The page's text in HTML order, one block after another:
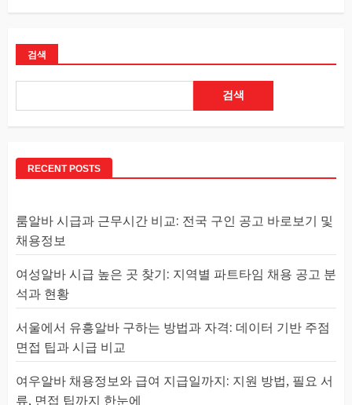
검색
검색
RECENT POSTS
룸알바 시급과 근무시간 비교: 전국 구인 공고 바로보기 및
채용정보
여성알바 시급 높은 곳 찾기: 지역별 파트타임 채용 공고 분
석과 현황
서울에서 유흥알바 구하는 방법과 자격: 데이터 기반 주점
면접 팁과 시급 비교
여우알바 채용정보와 급여 지급일까지: 지원 방법, 필요 서
류, 면접 팁까지 한눈에